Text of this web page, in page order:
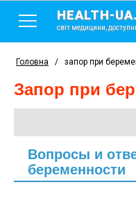
HEALTH-
світ медицини,
Головна / запор при
запор при
Вопросы и
беременности